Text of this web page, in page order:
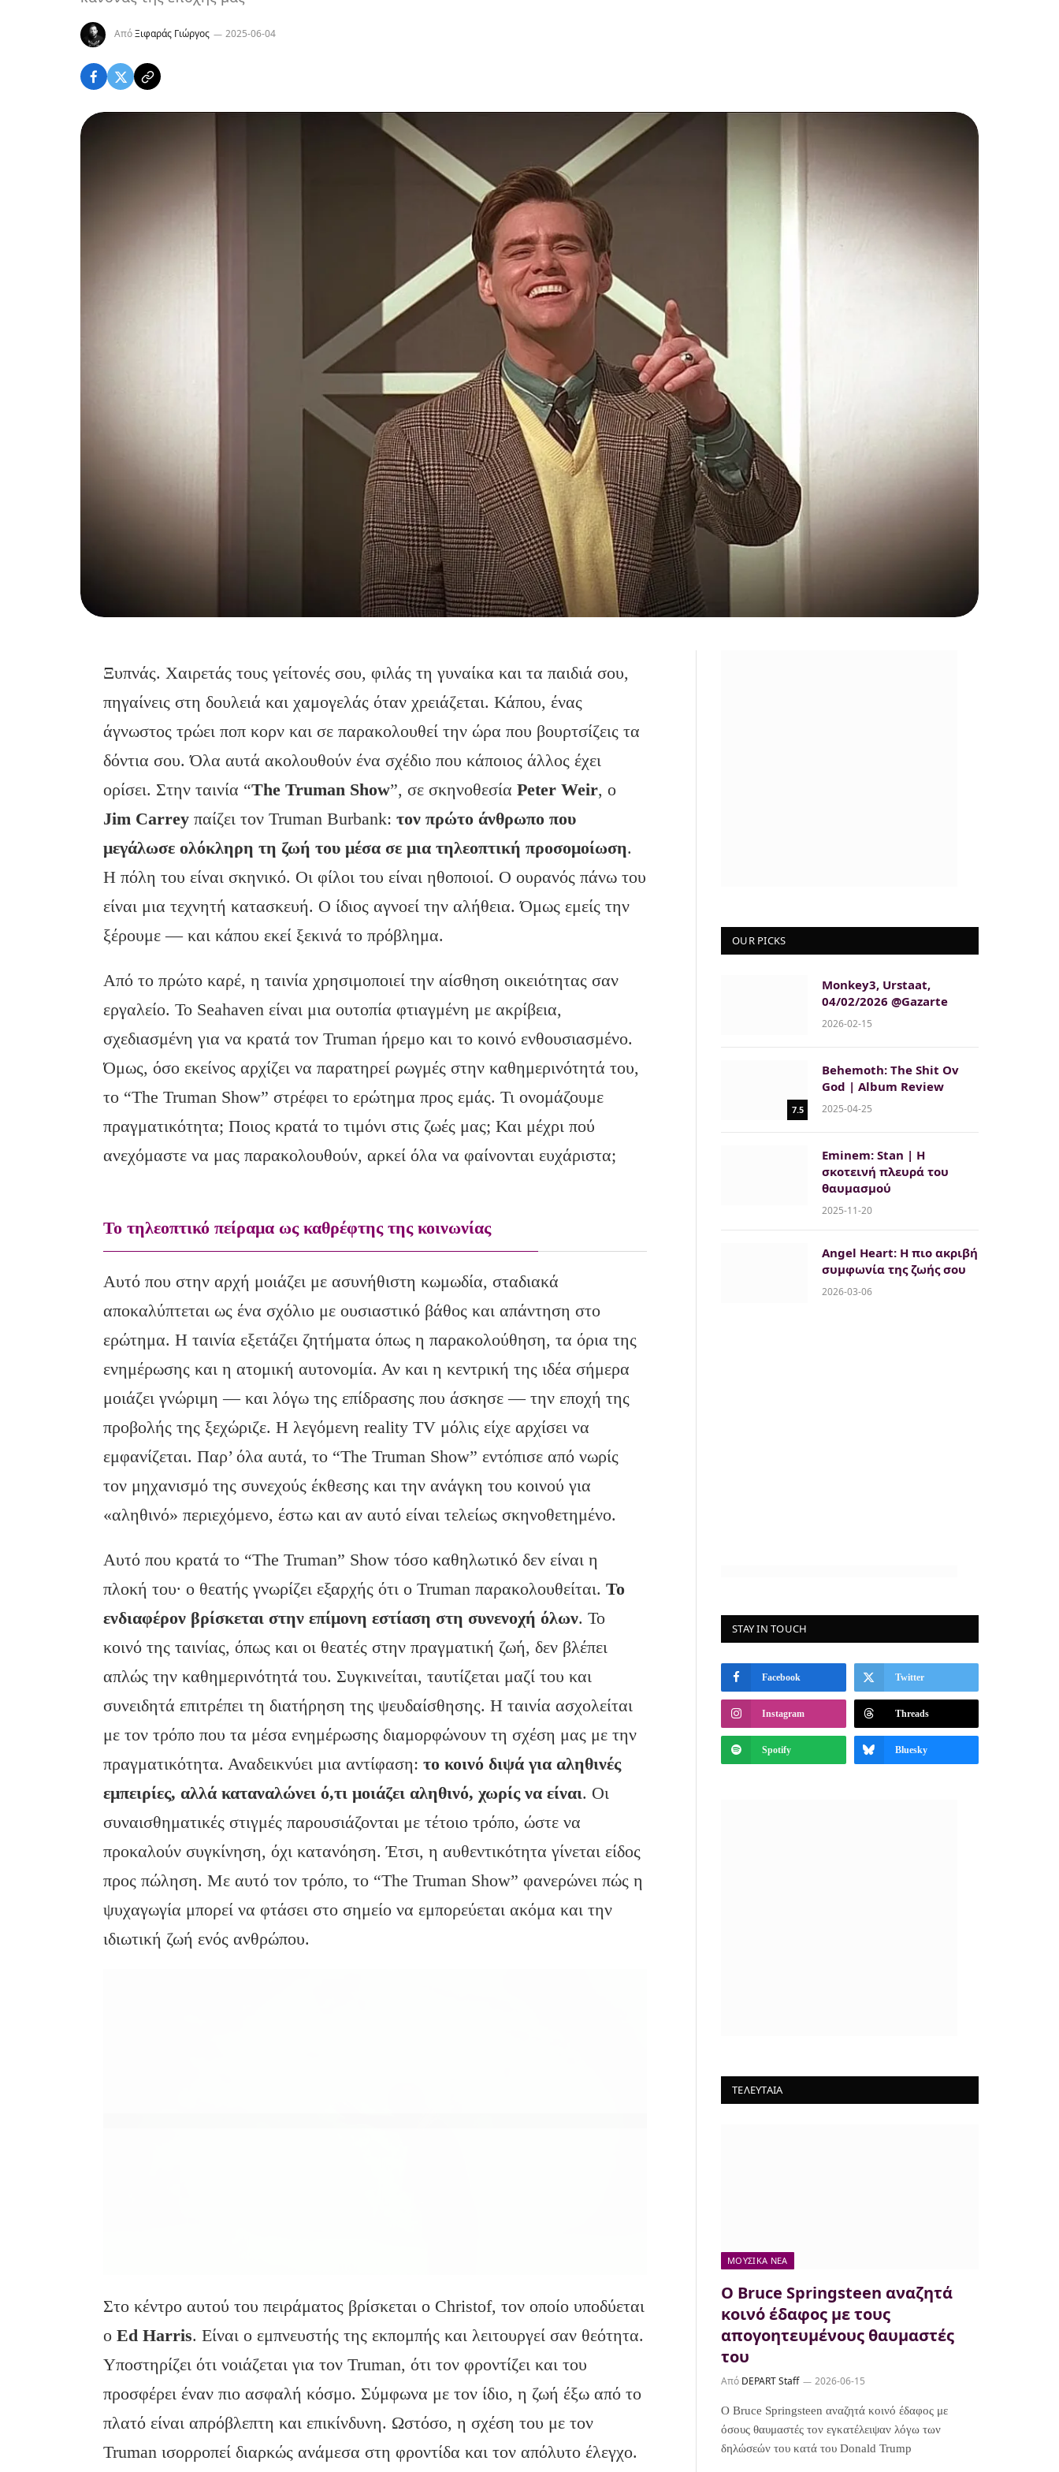
ΑπόΞιφαράς Γιώργος 2025-06-04
Ξυπνάς. Χαιρετάς τους γείτονές σου, φιλάς τη γυναίκα και τα παιδιά σου,
πηγαίνεις στη δουλειά και χαμογελάς όταν χρειάζεται. Κάπου, ένας
άγνωστος τρώει ποπ κορν και σε παρακολουθεί την ώρα που βουρτσίζεις τα
δόντια σου. Όλα αυτά ακολουθούν ένα σχέδιο που κάποιος άλλος έχει
ορίσει. Στην ταινία “The Truman Show”, σε σκηνοθεσίαPeter Weir, ο
Jim Carrey παίζει τον Truman Burbank:τον πρώτο άνθρωπο που
μεγάλωσε ολόκληρη τη ζωή του μέσα σε μια τηλεοπτική προσομοίωση.
Η πόλη του είναι σκηνικό. Οι φίλοι του είναι ηθοποιοί. Ο ουρανός πάνω του
είναι μια τεχνητή κατασκευή. Ο ίδιος αγνοεί την αλήθεια. Όμως εμείς την
ξέρουμε — και κάπου εκεί ξεκινά το πρόβλημα.
Από το πρώτο καρέ, η ταινία χρησιμοποιεί την αίσθηση οικειότητας σαν
εργαλείο. Το Seahaven είναι μια ουτοπία φτιαγμένη με ακρίβεια,
σχεδιασμένη για να κρατά τον Truman ήρεμο και το κοινό ενθουσιασμένο.
Όμως, όσο εκείνος αρχίζει να παρατηρεί ρωγμές στην καθημερινότητά του,
το “The Truman Show” στρέφει το ερώτημα προς εμάς. Τι ονομάζουμε
πραγματικότητα; Ποιος κρατά το τιμόνι στις ζωές μας; Και μέχρι πού
ανεχόμαστε να μας παρακολουθούν, αρκεί όλα να φαίνονται ευχάριστα;
Το τηλεοπτικό πείραμα ως καθρέφτης της κοινωνίας
Αυτό που στην αρχή μοιάζει με ασυνήθιστη κωμωδία, σταδιακά
αποκαλύπτεται ως ένα σχόλιο με ουσιαστικό βάθος και απάντηση στο
ερώτημα. Η ταινία εξετάζει ζητήματα όπως η παρακολούθηση, τα όρια της
ενημέρωσης και η ατομική αυτονομία. Αν και η κεντρική της ιδέα σήμερα
μοιάζει γνώριμη — και λόγω της επίδρασης που άσκησε — την εποχή της
προβολής της ξεχώριζε. Η λεγόμενη reality TV μόλις είχε αρχίσει να
εμφανίζεται. Παρ’ όλα αυτά, το “The Truman Show” εντόπισε από νωρίς
τον μηχανισμό της συνεχούς έκθεσης και την ανάγκη του κοινού για
«αληθινό» περιεχόμενο, έστω και αν αυτό είναι τελείως σκηνοθετημένο.
Αυτό που κρατά το “The Truman” Show τόσο καθηλωτικό δεν είναι η
πλοκή του· ο θεατής γνωρίζει εξαρχής ότι ο Truman παρακολουθείται.Το
ενδιαφέρον βρίσκεται στην επίμονη εστίαση στη συνενοχή όλων. Το
κοινό της ταινίας, όπως και οι θεατές στην πραγματική ζωή, δεν βλέπει
απλώς την καθημερινότητά του. Συγκινείται, ταυτίζεται μαζί του και
συνειδητά επιτρέπει τη διατήρηση της ψευδαίσθησης. Η ταινία ασχολείται
με τον τρόπο που τα μέσα ενημέρωσης διαμορφώνουν τη σχέση μας με την
πραγματικότητα. Αναδεικνύει μια αντίφαση:το κοινό διψά για αληθινές
εμπειρίες, αλλά καταναλώνει ό,τι μοιάζει αληθινό, χωρίς να είναι. Οι
συναισθηματικές στιγμές παρουσιάζονται με τέτοιο τρόπο, ώστε να
προκαλούν συγκίνηση, όχι κατανόηση. Έτσι, η αυθεντικότητα γίνεται είδος
προς πώληση. Με αυτό τον τρόπο, το “The Truman Show” φανερώνει πώς η
ψυχαγωγία μπορεί να φτάσει στο σημείο να εμπορεύεται ακόμα και την
ιδιωτική ζωή ενός ανθρώπου.
Στο κέντρο αυτού του πειράματος βρίσκεται ο Christof, τον οποίο υποδύεται
οEd Harris. Είναι ο εμπνευστής της εκπομπής και λειτουργεί σαν θεότητα.
Υποστηρίζει ότι νοιάζεται για τον Truman, ότι τον φροντίζει και του
προσφέρει έναν πιο ασφαλή κόσμο. Σύμφωνα με τον ίδιο, η ζωή έξω από το
πλατό είναι απρόβλεπτη και επικίνδυνη. Ωστόσο, η σχέση του με τον
Truman ισορροπεί διαρκώς ανάμεσα στη φροντίδα και τον απόλυτο έλεγχο.
OUR PICKS
Monkey3, Urstaat,
04/02/2026 @Gazarte
2026-02-15
7.5
Behemoth: The Shit Ov
God | Album Review
2025-04-25
Eminem: Stan | H
σκοτεινή πλευρά του
θαυμασμού
2025-11-20
Angel Heart: Η πιο ακριβή
συμφωνία της ζωής σου
2026-03-06
STAY IN TOUCH
Facebook Twitter
Instagram Threads
Spotify Bluesky
ΤΕΛΕΥΤΑΙΑ
ΜΟΥΣΙΚΆ ΝΈΑ
Ο Bruce Springsteen αναζητά
κοινό έδαφος με τους
απογοητευμένους θαυμαστές
του
Από DEPART Staff 2026-06-15
Ο Bruce Springsteen αναζητά κοινό έδαφος με
όσους θαυμαστές τον εγκατέλειψαν λόγω των
δηλώσεών του κατά του Donald Trump